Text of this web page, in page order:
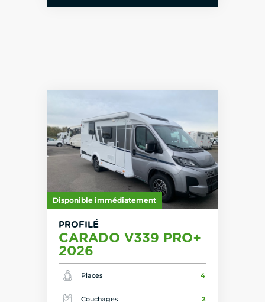
Disponible immédiatement
PROFILÉ
CARADO V339 PRO+
2026
Places 4
Couchages 2